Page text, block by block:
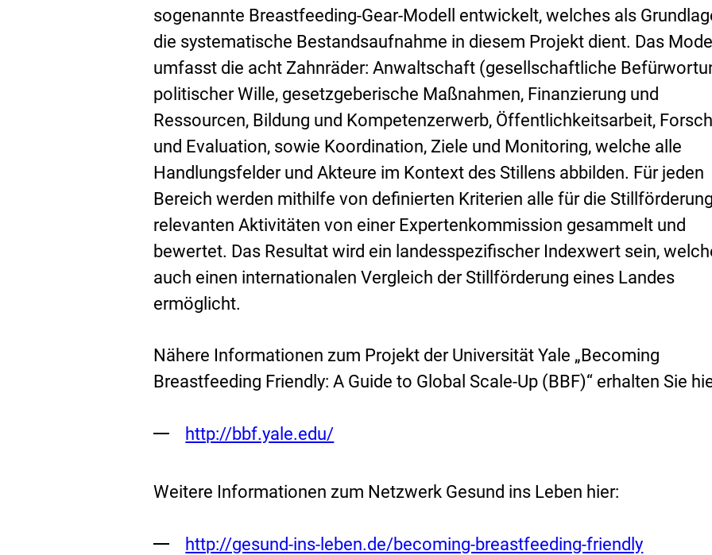
sogenannte Breastfeeding-Gear-Modell entwickelt, welches als
die systematische Bestandsaufnahme in diesem Projekt dient. Das
umfasst die acht Zahnräder: Anwaltschaft (gesellschaftliche
politischer Wille, gesetzgeberische Maßnahmen, Finanzierung und
Ressourcen, Bildung und Kompetenzerwerb, Öffentlichkeitsarbeit,
und Evaluation, sowie Koordination, Ziele und Monitoring, welche alle
Handlungsfelder und Akteure im Kontext des Stillens abbilden. Für jeden
Bereich werden mithilfe von definierten Kriterien alle für die
relevanten Aktivitäten von einer Expertenkommission gesammelt und
bewertet. Das Resultat wird ein landesspezifischer Indexwert sein,
auch einen internationalen Vergleich der Stillförderung eines Landes
ermöglicht.
Nähere Informationen zum Projekt der UniversitätYale „Becoming
Breastfeeding Friendly: A Guide to Global Scale-Up (BBF)“ erhalten Sie
Externer
http://bbf.yale.edu/
Weitere Informationen zum Netzwerk Gesund ins Leben hier:
Externer
http://gesund-ins-leben.de/becoming-breastfeeding-friendly